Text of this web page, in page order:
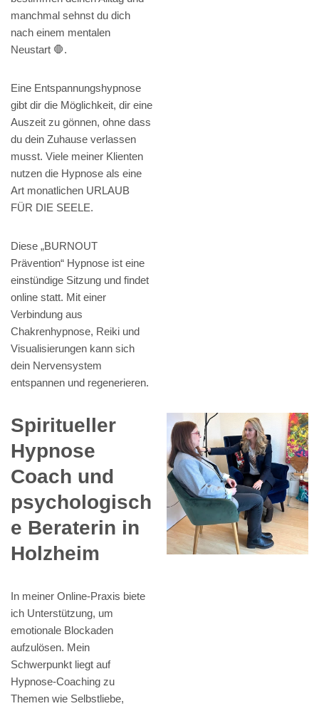
manchmal sehnst du dich
nach einem mentalen
Neustart 🛑.
Eine Entspannungshypnose
gibt dir die Möglichkeit, dir eine
Auszeit zu gönnen, ohne dass
du dein Zuhause verlassen
musst. Viele meiner Klienten
nutzen die Hypnose als eine
Art monatlichen URLAUB
FÜR DIE SEELE.
Diese „BURNOUT
Prävention“ Hypnose ist eine
einstündige Sitzung und findet
online statt. Mit einer
Verbindung aus
Chakrenhypnose, Reiki und
Visualisierungen kann sich
dein Nervensystem
entspannen und regenerieren.
Spiritueller
Hypnose
Coach und
psychologisch
e Beraterin in
Holzheim
In meiner Online-Praxis biete
ich Unterstützung, um
emotionale Blockaden
aufzulösen. Mein
Schwerpunkt liegt auf
Hypnose-Coaching zu
Themen wie Selbstliebe,